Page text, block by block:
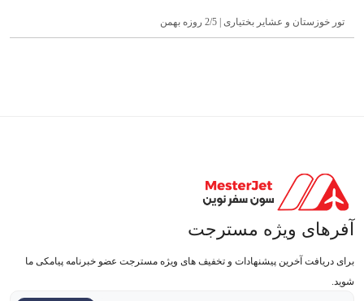
تور خوزستان و عشایر بختیاری | 2/5 روزه بهمن
آفرهای ویژه مسترجت
برای دریافت آخرین پیشنهادات و تخفیف های ویژه مسترجت عضو خبرنامه پیامکی ما
شوید.